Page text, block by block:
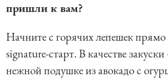
пришли к вам?
Начните с горячих лепешек
signature-старт. В качестве
нежной подушке из авокадо с